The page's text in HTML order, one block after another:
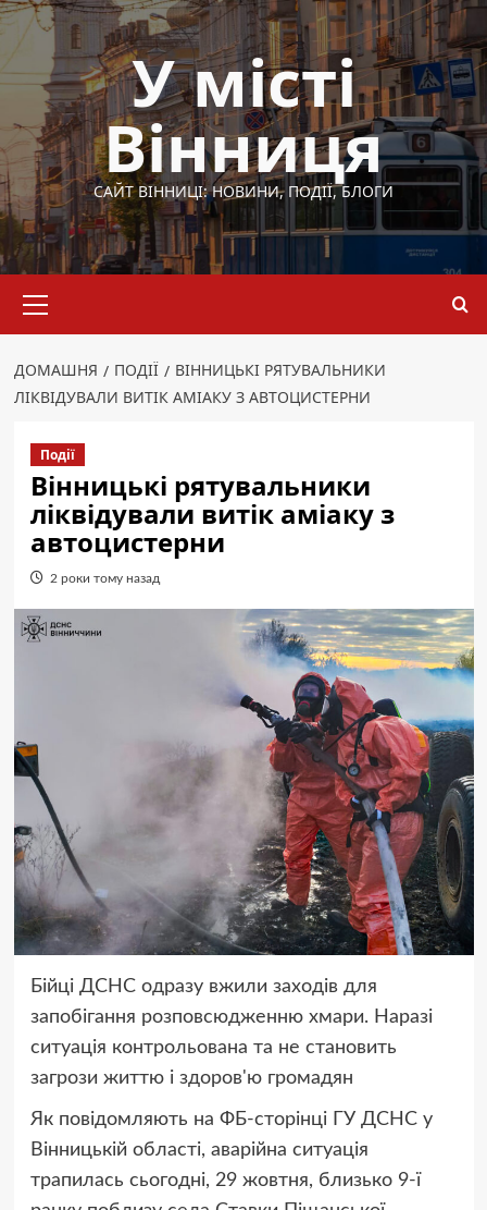
Перейти
до
вмісту
У місті
Вінниця
САЙТ ВІННИЦІ: НОВИНИ, ПОДІЇ, БЛОГИ
меню
ДОМАШНЯ ПОДІЇ
ВІННИЦЬКІ РЯТУВАЛЬНИКИ
ЛІКВІДУВАЛИ ВИТІК АМІАКУ З АВТОЦИСТЕРНИ
Події
Вінницькі рятувальники
ліквідували витік аміаку з
автоцистерни
2 роки тому назад
Бійці ДСНС одразу вжили заходів для
запобігання розповсюдженню хмари. Наразі
ситуація контрольована та не становить
загрози життю і здоров'ю громадян
Як повідомляють на ФБ-сторінці ГУ ДСНС у
Вінницькій області, аварійна ситуація
трапилась сьогодні, 29 жовтня, близько 9-ї